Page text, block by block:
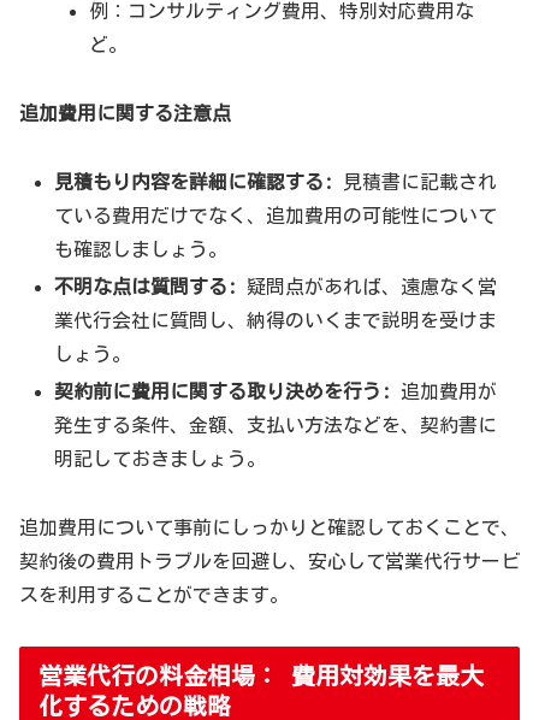
例：コンサルティング費用、特別対応費用な
ど。
追加費用に関する注意点
見積もり内容を詳細に確認する:
見積書に記載され
ている費用だけでなく、追加費用の可能性について
も確認しましょう。
不明な点は質問する:
疑問点があれば、遠慮なく営
業代行会社に質問し、納得のいくまで説明を受けま
しょう。
契約前に費用に関する取り決めを行う:
追加費用が
発生する条件、金額、支払い方法などを、契約書に
明記しておきましょう。
追加費用について事前にしっかりと確認しておくことで、
契約後の費用トラブルを回避し、安心して営業代行サービ
スを利用することができます。
営業代行の料金相場： 費用対効果を最大
化するための戦略